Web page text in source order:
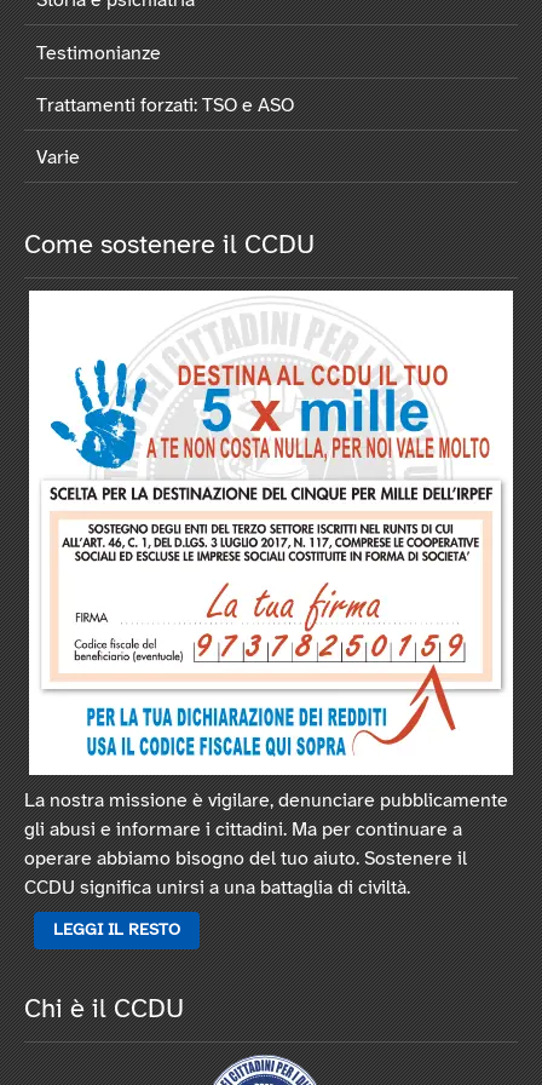
Testimonianze
Trattamenti forzati: TSO e ASO
Varie
Come sostenere il CCDU
La nostra missione è vigilare, denunciare pubblicamente
gli abusi e informare i cittadini. Ma per continuare a
operare abbiamo bisogno del tuo aiuto. Sostenere il
CCDU significa unirsi a una battaglia di civiltà.
LEGGI IL RESTO
Chi è il CCDU